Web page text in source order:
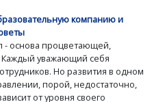
компанию и
- основа процветающей,
уважающий себя
Но развития в одном
порой, недостаточно,
от уровня своего